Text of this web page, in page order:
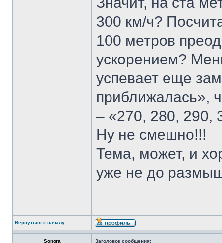
300 км/ч?
100 метров
ускорением?
успевает еще
приближалась»,
– «270, 280, 290,
Ну не смешно!!!
Тема, может, и
уже не до
Вернуться к началу
Sonora Заголовок сообщения: